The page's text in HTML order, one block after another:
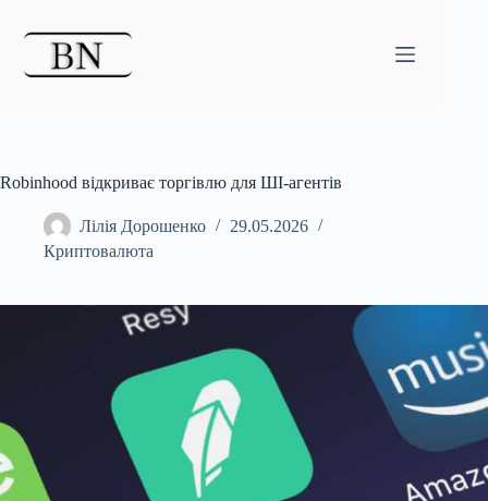
Robinhood відкриває торгівлю для ШІ-агентів
Лілія Дорошенко
29.05.2026
Криптовалюта